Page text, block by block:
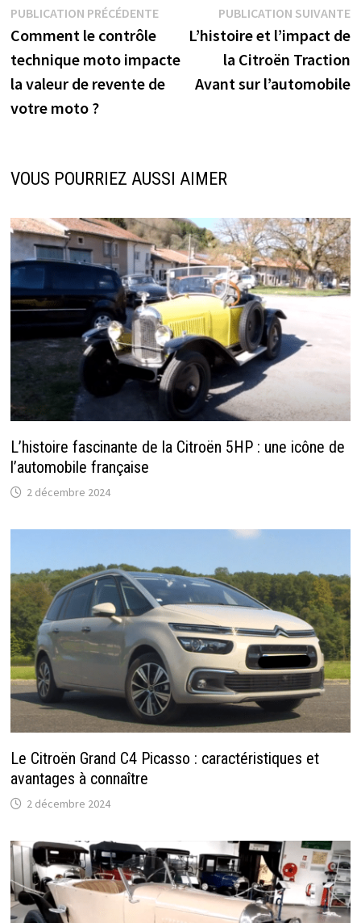
Navigation
de
l’article
PUBLICATION PRÉCÉDENTEPublication
précédente :
Comment le contrôle
technique moto impacte
la valeur de revente de
votre moto ?
PUBLICATION SUIVANTE
L’histoire et l’impact de
la Citroën Traction
Avant sur l’automobile
VOUS POURRIEZ AUSSI AIMER
L’histoire fascinante de la Citroën 5HP : une icône de
l’automobile française
2 décembre 2024
Le Citroën Grand C4 Picasso : caractéristiques et
avantages à connaître
2 décembre 2024